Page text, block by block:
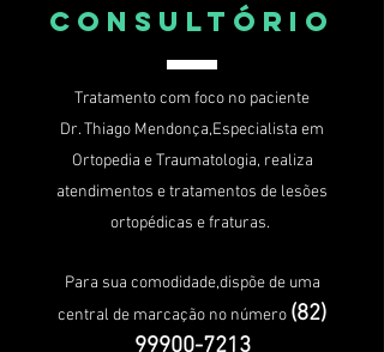
CONSULTÓRIO
Tratamento com foco no paciente
Dr. Thiago Mendonça,Especialista em
Ortopedia e Traumatologia, realiza
atendimentos e tratamentos de lesões
ortopédicas e fraturas.
Para sua comodidade,dispõe de uma
central de marcação no número (82)